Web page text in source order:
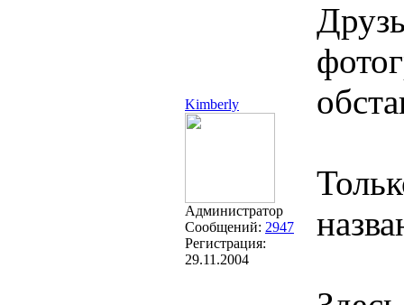
Kimberly
Администратор
Сообщений: 2947
Регистрация:
29.11.2004